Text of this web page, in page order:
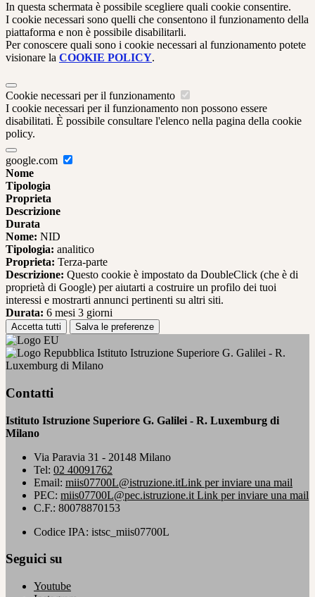
In questa schermata è possibile scegliere quali cookie consentire.
I cookie necessari sono quelli che consentono il funzionamento della
piattaforma e non è possibile disabilitarli.
Per conoscere quali sono i cookie necessari al funzionamento potete
visionare la COOKIE POLICY.
Cookie necessari per il funzionamento
I cookie necessari per il funzionamento non possono essere
disabilitati. È possibile consultare l'elenco nella pagina della cookie
policy.
google.com
Nome
Tipologia
Proprieta
Descrizione
Durata
Nome: NID
Tipologia: analitico
Proprieta: Terza-parte
Descrizione: Questo cookie è impostato da DoubleClick (che è di
proprietà di Google) per aiutarti a costruire un profilo dei tuoi
interessi e mostrarti annunci pertinenti su altri siti.
Durata: 6 mesi 3 giorni
Accetta tutti Salva le preferenze
Istituto Istruzione Superiore G. Galilei - R.
Luxemburg di Milano
Contatti
Istituto Istruzione Superiore G. Galilei - R. Luxemburg di
Milano
Via Paravia 31 - 20148 Milano
Tel: 02 40091762
Email: miis07700L@istruzione.itLink per inviare una mail
PEC: miis07700L@pec.istruzione.it Link per inviare una mail
C.F.: 80078870153
Codice IPA: istsc_miis07700L
Seguici su
Youtube